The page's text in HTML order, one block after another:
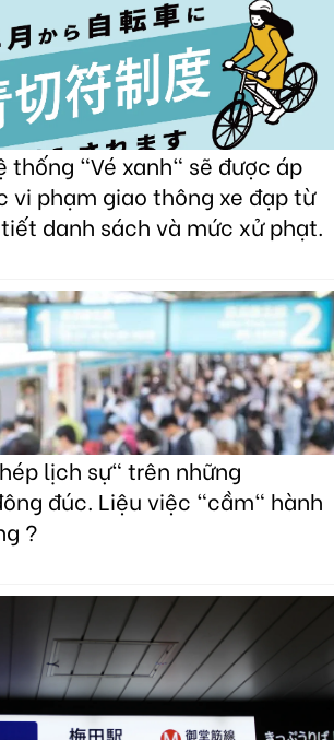
thống "Vé xanh" sẽ được áp
vi phạm giao thông xe đạp từ
danh sách và mức xử phạt.
lịch sự" trên những
đúc. Liệu việc "cầm" hành
?